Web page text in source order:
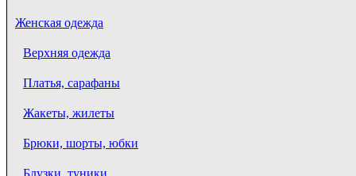
Женская одежда
Верхняя одежда
Платья, сарафаны
Жакеты, жилеты
Брюки, шорты, юбки
Блузки, туники